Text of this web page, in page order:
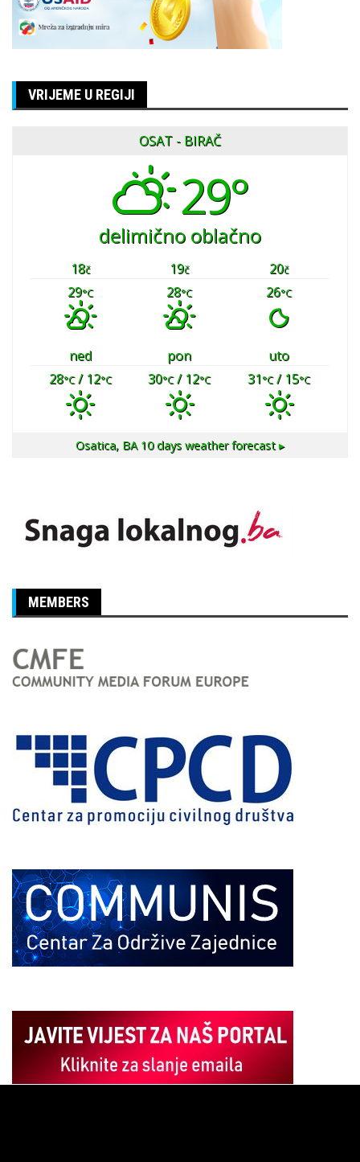
VRIJEME U REGIJI
OSAT - BIRAČ
29°
delimično oblačno
18č 19č 20č
29°C 28°C 26°C
ned pon
uto
28°C/ 12°C 30°C/ 12°C 31°C/ 15°C
Osatica, BA10 days weather forecast ▸
MEMBERS